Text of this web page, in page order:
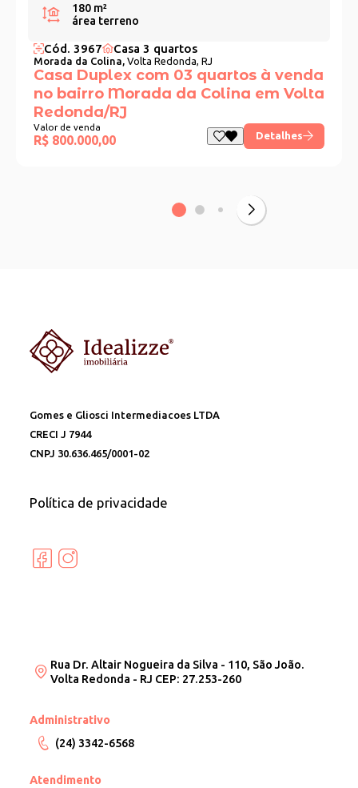
180 m²
área terreno
Cód. 3967 Casa 3 quartos
Morada da Colina, Volta Redonda, RJ
Casa Duplex com 03 quartos à venda
no bairro Morada da Colina em Volta
Redonda/RJ
Valor de venda
R$ 800.000,00 Detalhes
Gomes e Gliosci Intermediacoes LTDA
CRECI J 7944
CNPJ 30.636.465/0001-02
Política de privacidade
Rua Dr. Altair Nogueira da Silva - 110, São João.
Volta Redonda - RJ CEP: 27.253-260
Administrativo
(24) 3342-6568
Atendimento